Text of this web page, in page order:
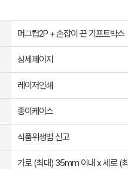
머그컵2P + 손잡이 끈 기프트박스
상세페이지
레이저인쇄
종이케이스
식품위생법 신고
가로 (최대) 35mm 이내 x 세로 (